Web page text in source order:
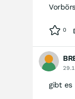
0
gibt es